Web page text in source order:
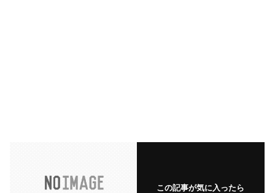
この記事が気に入ったら